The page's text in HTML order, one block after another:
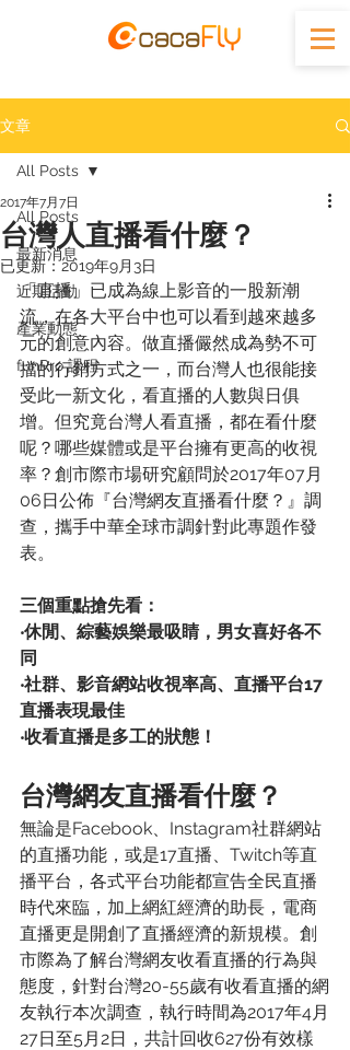
文章
All Posts
最新消息
近期活動
產業動態
funPro 課程
All Posts
台灣人直播看什麼？
2017年7月7日
已更新：2019年9月3日
「直播」已成為線上影音的一股新潮
流，在各大平台中也可以看到越來越多
元的創意內容。做直播儼然成為勢不可
擋的行銷方式之一，而台灣人也很能接
受此一新文化，看直播的人數與日俱
增。但究竟台灣人看直播，都在看什麼
呢？哪些媒體或是平台擁有更高的收視
率？創市際市場研究顧問於2017年07月
06日公佈『台灣網友直播看什麼？』調
查，攜手中華全球市調針對此專題作發
表。
三個重點搶先看：
‧休閒、綜藝娛樂最吸睛，男女喜好各不
同
‧社群、影音網站收視率高、直播平台17
直播表現最佳
‧收看直播是多工的狀態！
台灣網友直播看什麼？
無論是Facebook、Instagram社群網站
的直播功能，或是17直播、Twitch等直
播平台，各式平台功能都宣告全民直播
時代來臨，加上網紅經濟的助長，電商
直播更是開創了直播經濟的新規模。創
市際為了解台灣網友收看直播的行為與
態度，針對台灣20-55歲有收看直播的網
友執行本次調查，執行時間為2017年4月
27日至5月2日，共計回收627份有效樣